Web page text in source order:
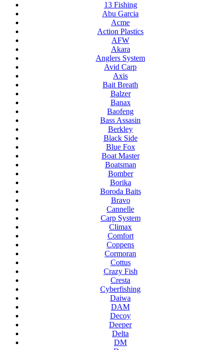
13 Fishing
Abu Garcia
Acme
Action Plastics
AFW
Akara
Anglers System
Avid Carp
Axis
Bait Breath
Balzer
Banax
Baofeng
Bass Assasin
Berkley
Black Side
Blue Fox
Boat Master
Boatsman
Bomber
Borika
Boroda Baits
Bravo
Cannelle
Carp System
Climax
Comfort
Coppens
Cormoran
Cottus
Crazy Fish
Cresta
Cyberfishing
Daiwa
DAM
Decoy
Deeper
Delta
DM